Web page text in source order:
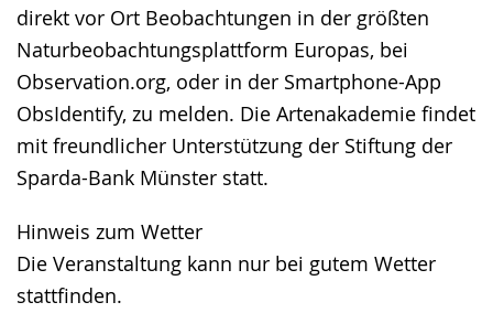
direkt vor Ort Beobachtungen in der größten
Naturbeobachtungsplattform Europas, bei
Observation.org, oder in der Smartphone-App
ObsIdentify, zu melden. Die Artenakademie findet
mit freundlicher Unterstützung der Stiftung der
Sparda-Bank Münster statt.
Hinweis zum Wetter
Die Veranstaltung kann nur bei gutem Wetter
stattfinden.